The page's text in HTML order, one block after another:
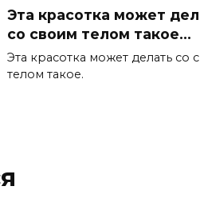
Эта красотка может
со своим телом такое…
Эта красотка может делать со
телом такое.